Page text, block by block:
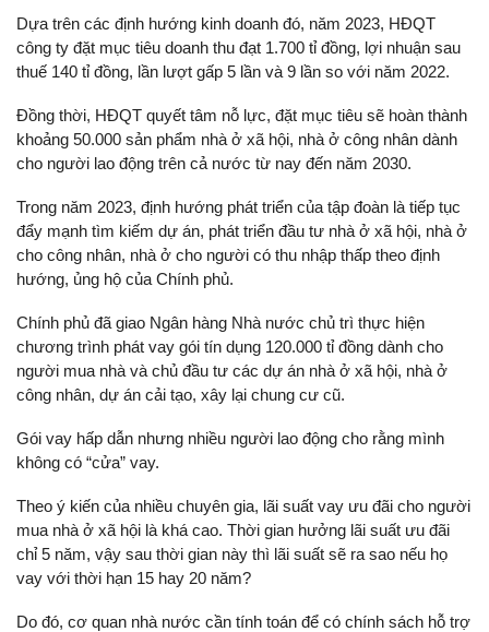
Dựa trên các định hướng kinh doanh đó, năm 2023, HĐQT
công ty đặt mục tiêu doanh thu đạt 1.700 tỉ đồng, lợi nhuận sau
thuế 140 tỉ đồng, lần lượt gấp 5 lần và 9 lần so với năm 2022.
Đồng thời, HĐQT quyết tâm nỗ lực, đặt mục tiêu sẽ hoàn thành
khoảng 50.000 sản phẩm nhà ở xã hội, nhà ở công nhân dành
cho người lao động trên cả nước từ nay đến năm 2030.
Trong năm 2023, định hướng phát triển của tập đoàn là tiếp tục
đẩy mạnh tìm kiếm dự án, phát triển đầu tư nhà ở xã hội, nhà ở
cho công nhân, nhà ở cho người có thu nhập thấp theo định
hướng, ủng hộ của Chính phủ.
Chính phủ đã giao Ngân hàng Nhà nước chủ trì thực hiện
chương trình phát vay gói tín dụng 120.000 tỉ đồng dành cho
người mua nhà và chủ đầu tư các dự án nhà ở xã hội, nhà ở
công nhân, dự án cải tạo, xây lại chung cư cũ.
Gói vay hấp dẫn nhưng nhiều người lao động cho rằng mình
không có “cửa” vay.
Theo ý kiến của nhiều chuyên gia, lãi suất vay ưu đãi cho người
mua nhà ở xã hội là khá cao. Thời gian hưởng lãi suất ưu đãi
chỉ 5 năm, vậy sau thời gian này thì lãi suất sẽ ra sao nếu họ
vay với thời hạn 15 hay 20 năm?
Do đó, cơ quan nhà nước cần tính toán để có chính sách hỗ trợ